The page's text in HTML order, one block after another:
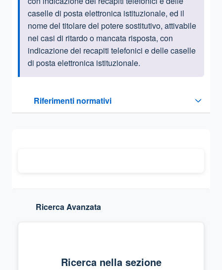
caselle di posta elettronica istituzionale, ed il
nome del titolare del potere sostitutivo, attivabile
nei casi di ritardo o mancata risposta, con
indicazione dei recapiti telefonici e delle caselle
di posta elettronica istituzionale.
Riferimenti normativi
Sezione compressa
Ricerca Avanzata
Ricerca nella sezione